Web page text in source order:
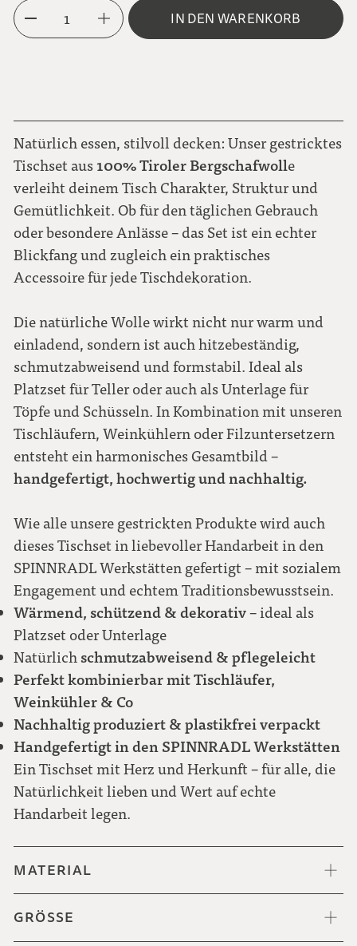
hellbraun
4er-Set
1 IN DEN WARENKORB
Natürlich essen, stilvoll decken: Unser gestricktes
Tischset aus 100% Tiroler Bergschafwolle
verleiht deinem Tisch Charakter, Struktur und
Gemütlichkeit. Ob für den täglichen Gebrauch
oder besondere Anlässe – das Set ist ein echter
Blickfang und zugleich ein praktisches
Accessoire für jede Tischdekoration.
Die natürliche Wolle wirkt nicht nur warm und
einladend, sondern ist auch hitzebeständig,
schmutzabweisend und formstabil. Ideal als
Platzset für Teller oder auch als Unterlage für
Töpfe und Schüsseln. In Kombination mit unseren
Tischläufern, Weinkühlern oder Filzuntersetzern
entsteht ein harmonisches Gesamtbild –
handgefertigt, hochwertig und nachhaltig.
Wie alle unsere gestrickten Produkte wird auch
dieses Tischset in liebevoller Handarbeit in den
SPINNRADL Werkstätten gefertigt – mit sozialem
Engagement und echtem Traditionsbewusstsein.
Wärmend, schützend & dekorativ– ideal als
Platzset oder Unterlage
Natürlichschmutzabweisend & pflegeleicht
Perfekt kombinierbar mit Tischläufer,
Weinkühler & Co
Nachhaltig produziert & plastikfrei verpackt
Handgefertigt in den SPINNRADL Werkstätten
Ein Tischset mit Herz und Herkunft – für alle, die
Natürlichkeit lieben und Wert auf echte
Handarbeit legen.
MATERIAL
GRÖSSE